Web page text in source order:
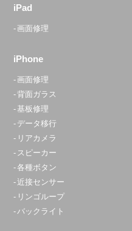
青砥店
定休日：水曜日
070-8327-0472
赤羽店
iPad
画面修理
iPhone
画面修理
背面ガラス
基板修理
データ移行
リアカメラ
スピーカー
各種ボタン
近接センサー
リンゴループ
バックライト